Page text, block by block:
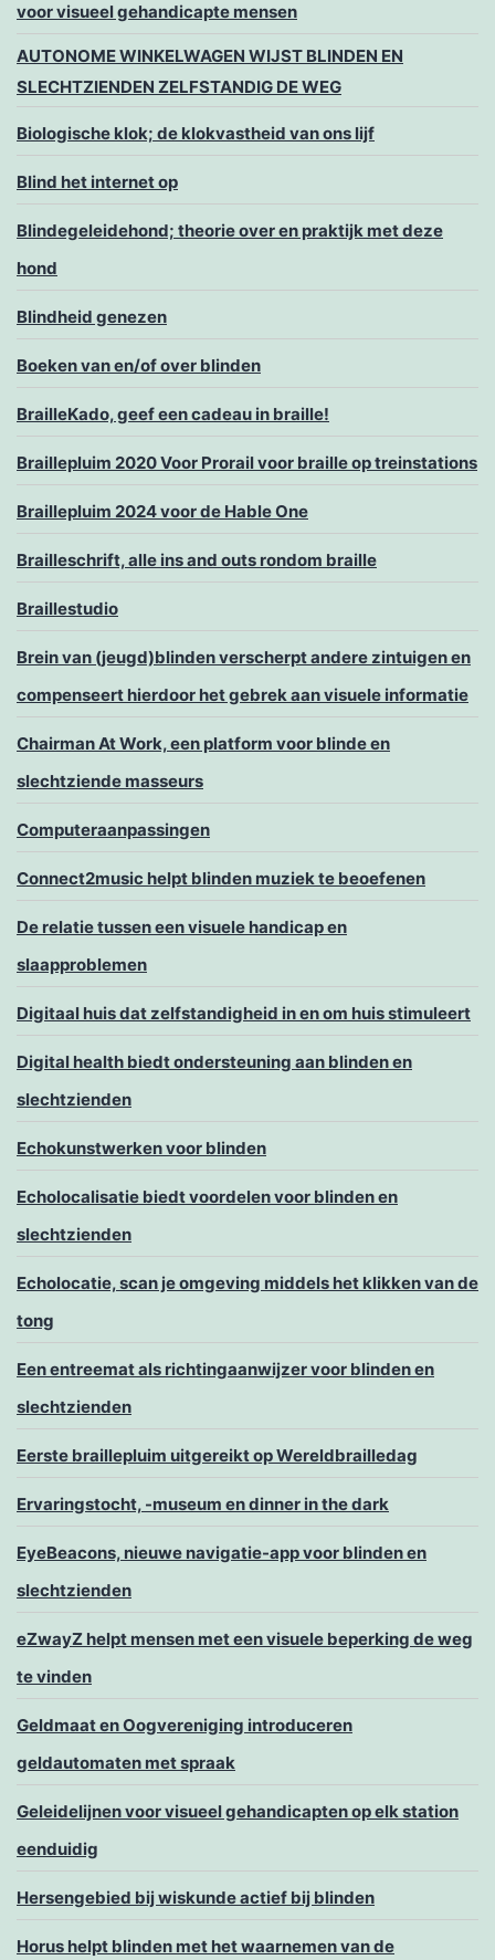
voor visueel gehandicapte mensen
AUTONOME WINKELWAGEN WIJST BLINDEN EN
SLECHTZIENDEN ZELFSTANDIG DE WEG
Biologische klok; de klokvastheid van ons lijf
Blind het internet op
Blindegeleidehond; theorie over en praktijk met deze
hond
Blindheid genezen
Boeken van en/of over blinden
BrailleKado, geef een cadeau in braille!
Braillepluim 2020 Voor Prorail voor braille op treinstations
Braillepluim 2024 voor de Hable One
Brailleschrift, alle ins and outs rondom braille
Braillestudio
Brein van (jeugd)blinden verscherpt andere zintuigen en
compenseert hierdoor het gebrek aan visuele informatie
Chairman At Work, een platform voor blinde en
slechtziende masseurs
Computeraanpassingen
Connect2music helpt blinden muziek te beoefenen
De relatie tussen een visuele handicap en
slaapproblemen
Digitaal huis dat zelfstandigheid in en om huis stimuleert
Digital health biedt ondersteuning aan blinden en
slechtzienden
Echokunstwerken voor blinden
Echolocalisatie biedt voordelen voor blinden en
slechtzienden
Echolocatie, scan je omgeving middels het klikken van de
tong
Een entreemat als richtingaanwijzer voor blinden en
slechtzienden
Eerste braillepluim uitgereikt op Wereldbrailledag
Ervaringstocht, -museum en dinner in the dark
EyeBeacons, nieuwe navigatie-app voor blinden en
slechtzienden
eZwayZ helpt mensen met een visuele beperking de weg
te vinden
Geldmaat en Oogvereniging introduceren
geldautomaten met spraak
Geleidelijnen voor visueel gehandicapten op elk station
eenduidig
Hersengebied bij wiskunde actief bij blinden
Horus helpt blinden met het waarnemen van de